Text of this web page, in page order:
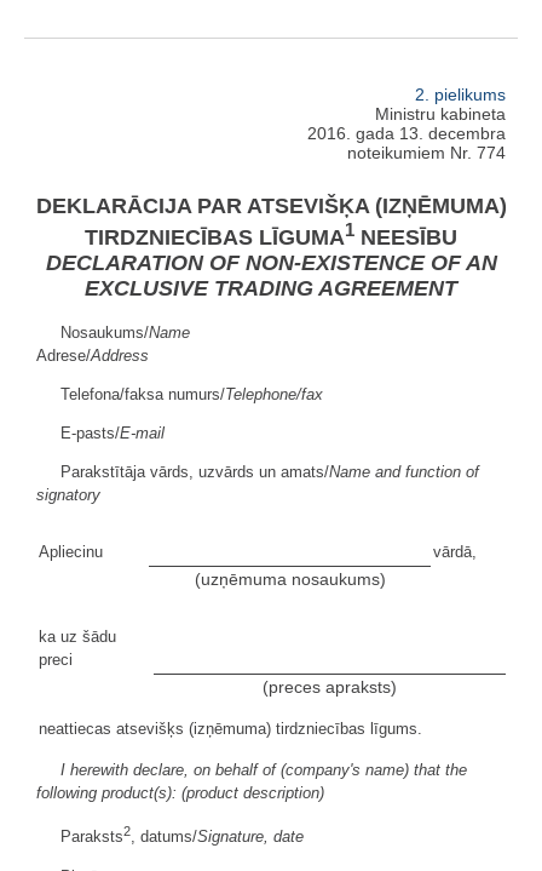
2. pielikums
Ministru kabineta
2016. gada 13. decembra
noteikumiem Nr. 774
DEKLARĀCIJA PAR ATSEVIŠĶA (IZŅĒMUMA)
TIRDZNIECĪBAS LĪGUMA1 NEESĪBU
DECLARATION OF NON-EXISTENCE OF AN
EXCLUSIVE TRADING AGREEMENT
Nosaukums/Name
Adrese/Address
Telefona/faksa numurs/Telephone/fax
E-pasts/E-mail
Parakstītāja vārds, uzvārds un amats/Name and function of
signatory
Apliecinu vārdā,
(uzņēmuma nosaukums)
ka uz šādu
preci
(preces apraksts)
neattiecas atsevišķs (izņēmuma) tirdzniecības līgums.
I herewith declare, on behalf of (company's name) that the
following product(s): (product description)
Paraksts2, datums/Signature, date